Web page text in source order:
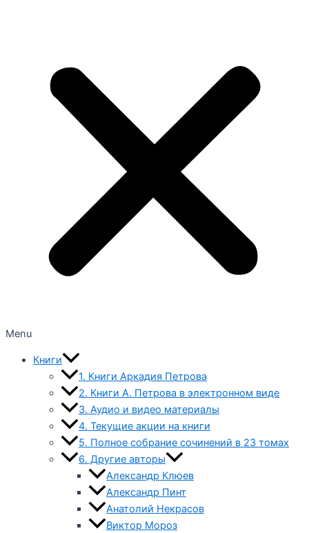
Menu
Книги
1. Книги Аркадия Петрова
2. Книги А. Петрова в электронном виде
3. Аудио и видео материалы
4. Текущие акции на книги
5. Полное собрание сочинений в 23 томах
6. Другие авторы
Александр Клюев
Александр Пинт
Анатолий Некрасов
Виктор Мороз